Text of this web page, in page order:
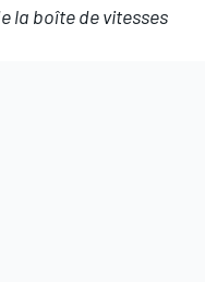
la boîte de vitesses